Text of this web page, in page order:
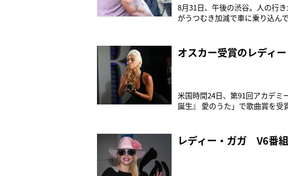
8月31日、午後の渋谷。人の行
がうつむき加減で車に乗り込ん
演が控えており、数日前から
公演を前に久々の日本を堪能
オスカー受賞のレディ
米国時間24日、第91回アカデミ
誕生』 愛のうた」で歌曲賞を
えよう。注目は彼女の胸元に
PEOPLE誌によると、石の
レディー・ガガ V6番